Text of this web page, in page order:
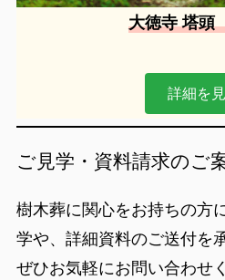
大徳寺 塔
詳細を
ご見学・資料請求のご
樹木葬に関心をお持ちの方
学や、詳細資料のご送付を
ぜひお気軽にお問い合わせ